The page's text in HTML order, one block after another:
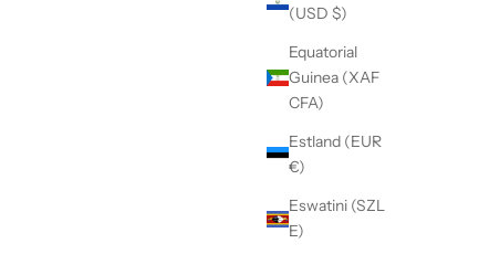
(USD $)
Equatorial
Guinea (XAF
CFA)
Estland (EUR
€)
Eswatini (SZL
E)